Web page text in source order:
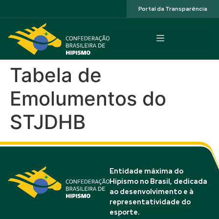
Portal da Transparência
Tabela de
Emolumentos do
STJDHB
Entidade máxima do
Hipismo no Brasil, dedicada
ao desenvolvimento e à
representatividade do
esporte.